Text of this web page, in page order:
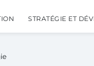
STRATÉGIE ET